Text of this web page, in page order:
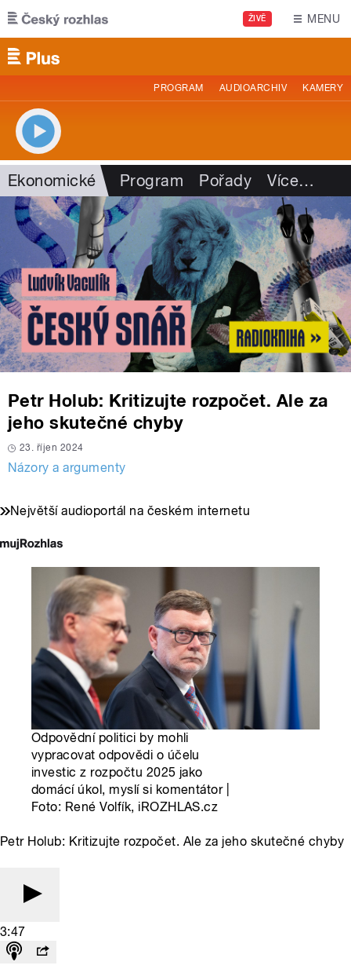
Přejít k hlavnímu obsahu
ŽIVĚ MENU
PROGRAM AUDIOARCHIV KAMERY
Ekonomické Program Pořady Více…
Petr Holub: Kritizujte rozpočet. Ale za
jeho skutečné chyby
23. říjen 2024
Názory a argumenty
Největší audioportál na českém internetu
Odpovědní politici by mohli
vypracovat odpovědi o účelu
investic z rozpočtu 2025 jako
domácí úkol, myslí si komentátor |
Foto: René Volfík, iROZHLAS.cz
Petr Holub: Kritizujte rozpočet. Ale za jeho skutečné chyby
3:47